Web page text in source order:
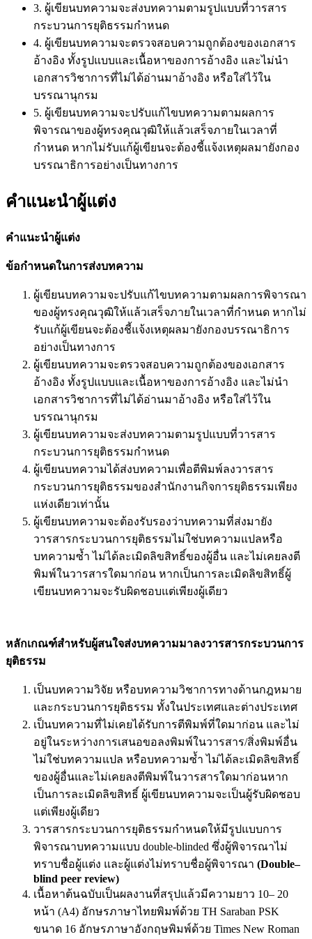
3. ผู้เขียนบทความจะส่งบทความตามรูปแบบที่วารสาร
กระบวนการยุติธรรมกำหนด
4. ผู้เขียนบทความจะตรวจสอบความถูกต้องของเอกสาร
อ้างอิง ทั้งรูปแบบและเนื้อหาของการอ้างอิง และไม่นำ
เอกสารวิชาการที่ไม่ได้อ่านมาอ้างอิง หรือใส่ไว้ใน
บรรณานุกรม
5. ผู้เขียนบทความจะปรับแก้ไขบทความตามผลการ
พิจารณาของผู้ทรงคุณวุฒิให้แล้วเสร็จภายในเวลาที่
กำหนด หากไม่รับแก้ผู้เขียนจะต้องชี้แจ้งเหตุผลมายังกอง
บรรณาธิการอย่างเป็นทางการ
คำแนะนำผู้แต่ง
คำแนะนำผู้แต่ง
ข้อกำหนดในการส่งบทความ
ผู้เขียนบทความจะปรับแก้ไขบทความตามผลการพิจารณา
ของผู้ทรงคุณวุฒิให้แล้วเสร็จภายในเวลาที่กำหนด หากไม่
รับแก้ผู้เขียนจะต้องชี้แจ้งเหตุผลมายังกองบรรณาธิการ
อย่างเป็นทางการ
ผู้เขียนบทความจะตรวจสอบความถูกต้องของเอกสาร
อ้างอิง ทั้งรูปแบบและเนื้อหาของการอ้างอิง และไม่นำ
เอกสารวิชาการที่ไม่ได้อ่านมาอ้างอิง หรือใส่ไว้ใน
บรรณานุกรม
ผู้เขียนบทความจะส่งบทความตามรูปแบบที่วารสาร
กระบวนการยุติธรรมกำหนด
ผู้เขียนบทความได้ส่งบทความเพื่อตีพิมพ์ลงวารสาร
กระบวนการยุติธรรมของสำนักงานกิจการยุติธรรมเพียง
แห่งเดียวเท่านั้น
ผู้เขียนบทความจะต้องรับรองว่าบทความที่ส่งมายัง
วารสารกระบวนการยุติธรรมไม่ใช่บทความแปลหรือ
บทความซ้ำ ไม่ได้ละเมิดลิขสิทธิ์ของผู้อื่น และไม่เคยลงตี
พิมพ์ในวารสารใดมาก่อน หากเป็นการละเมิดลิขสิทธิ์ผู้
เขียนบทความจะรับผิดชอบแต่เพียงผู้เดียว
หลักเกณฑ์สำหรับผู้สนใจส่งบทความมาลงวารสารกระบวนการ
ยุติธรรม
เป็นบทความวิจัย หรือบทความวิชาการทางด้านกฎหมาย
และกระบวนการยุติธรรม ทั้งในประเทศและต่างประเทศ
เป็นบทความที่ไม่เคยได้รับการตีพิมพ์ที่ใดมาก่อน และไม่
อยู่ในระหว่างการเสนอขอลงพิมพ์ในวารสาร/สิ่งพิมพ์อื่น
ไม่ใช่บทความแปล หรือบทความซ้ำ ไม่ได้ละเมิดลิขสิทธิ์
ของผู้อื่นและไม่เคยลงตีพิมพ์ในวารสารใดมาก่อนหาก
เป็นการละเมิดลิขสิทธิ์ ผู้เขียนบทความจะเป็นผู้รับผิดชอบ
แต่เพียงผู้เดียว
วารสารกระบวนการยุติธรรมกำหนดให้มีรูปแบบการ
พิจารณาบทความแบบ double-blinded ซึ่งผู้พิจารณาไม่
ทราบชื่อผู้แต่ง และผู้แต่งไม่ทราบชื่อผู้พิจารณา (Double–
blind peer review)
เนื้อหาต้นฉบับเป็นผลงานที่สรุปแล้วมีความยาว 10– 20
หน้า (A4) อักษรภาษาไทยพิมพ์ด้วย TH Saraban PSK
ขนาด 16 อักษรภาษาอังกฤษพิมพ์ด้วย Times New Roman